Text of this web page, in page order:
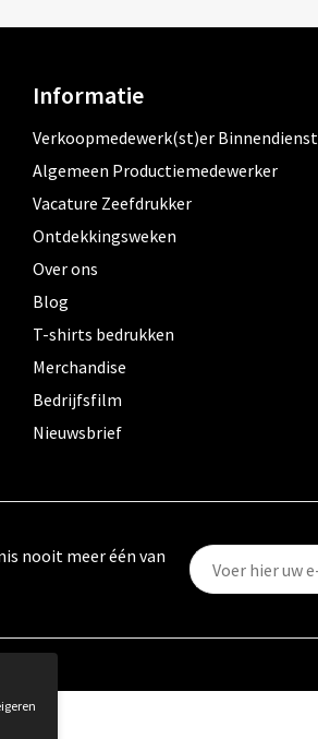
Informatie
Verkoopmedewerk(st)er Binnendienst
Algemeen Productiemedewerker
Vacature Zeefdrukker
Ontdekkingsweken
Over ons
Blog
T-shirts bedrukken
Merchandise
Bedrijfsfilm
Nieuwsbrief
nooit meer één van